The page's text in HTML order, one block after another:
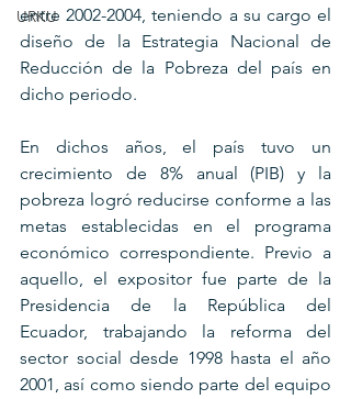
URKU
entre 2002-2004, teniendo a su cargo el
diseño de la Estrategia Nacional de
Reducción de la Pobreza del país en
dicho periodo.
En dichos años, el país tuvo un
crecimiento de 8% anual (PIB) y la
pobreza logró reducirse conforme a las
metas establecidas en el programa
económico correspondiente. Previo a
aquello, el expositor fue parte de la
Presidencia de la República del
Ecuador, trabajando la reforma del
sector social desde 1998 hasta el año
2001, así como siendo parte del equipo